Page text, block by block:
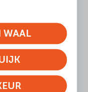
WAAL